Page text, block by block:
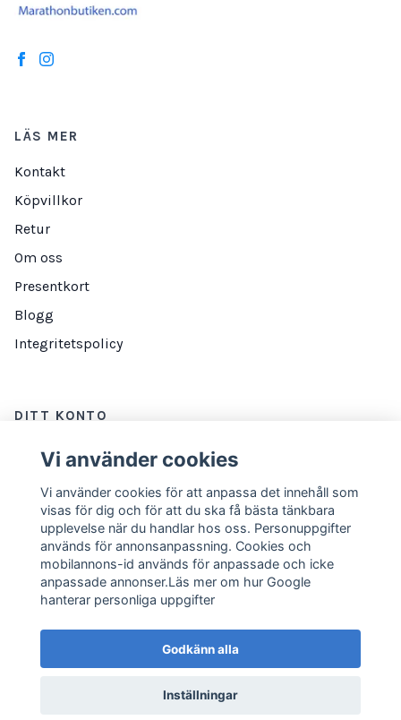
LÄS MER
Kontakt
Köpvillkor
Retur
Om oss
Presentkort
Blogg
Integritetspolicy
DITT KONTO
Logga in
NYHETSBREV
E-postadress
Prenumerera
© 2026 Marathonbutiken
Vi använder cookies
Vi använder cookies för att anpassa det innehåll som
visas för dig och för att du ska få bästa tänkbara
upplevelse när du handlar hos oss. Personuppgifter
används för annonsanpassning. Cookies och
mobilannons-id används för anpassade och icke
anpassade annonser.Läs mer om hur Google
hanterar personliga uppgifter
Godkänn alla
Inställningar